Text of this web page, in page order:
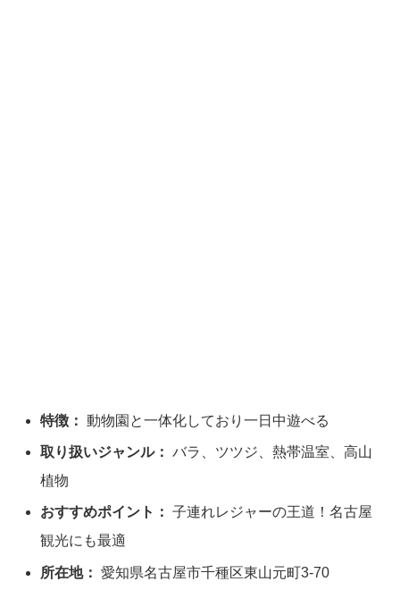
特徴： 動物園と一体化しており一日中遊べる
取り扱いジャンル： バラ、ツツジ、熱帯温室、高山
植物
おすすめポイント： 子連れレジャーの王道！名古屋
観光にも最適
所在地： 愛知県名古屋市千種区東山元町3-70